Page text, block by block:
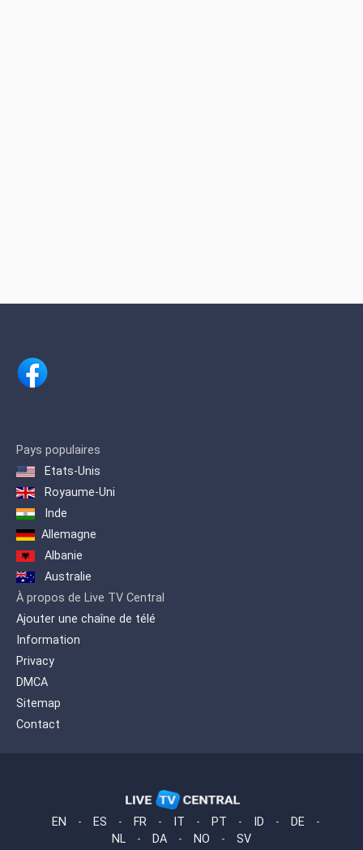
Pays populaires
Etats-Unis
Royaume-Uni
Inde
Allemagne
Albanie
Australie
À propos de Live TV Central
Ajouter une chaîne de télé
Information
Privacy
DMCA
Sitemap
Contact
EN - ES - FR - IT - PT - ID - DE
-
NL
- DA - NO - SV